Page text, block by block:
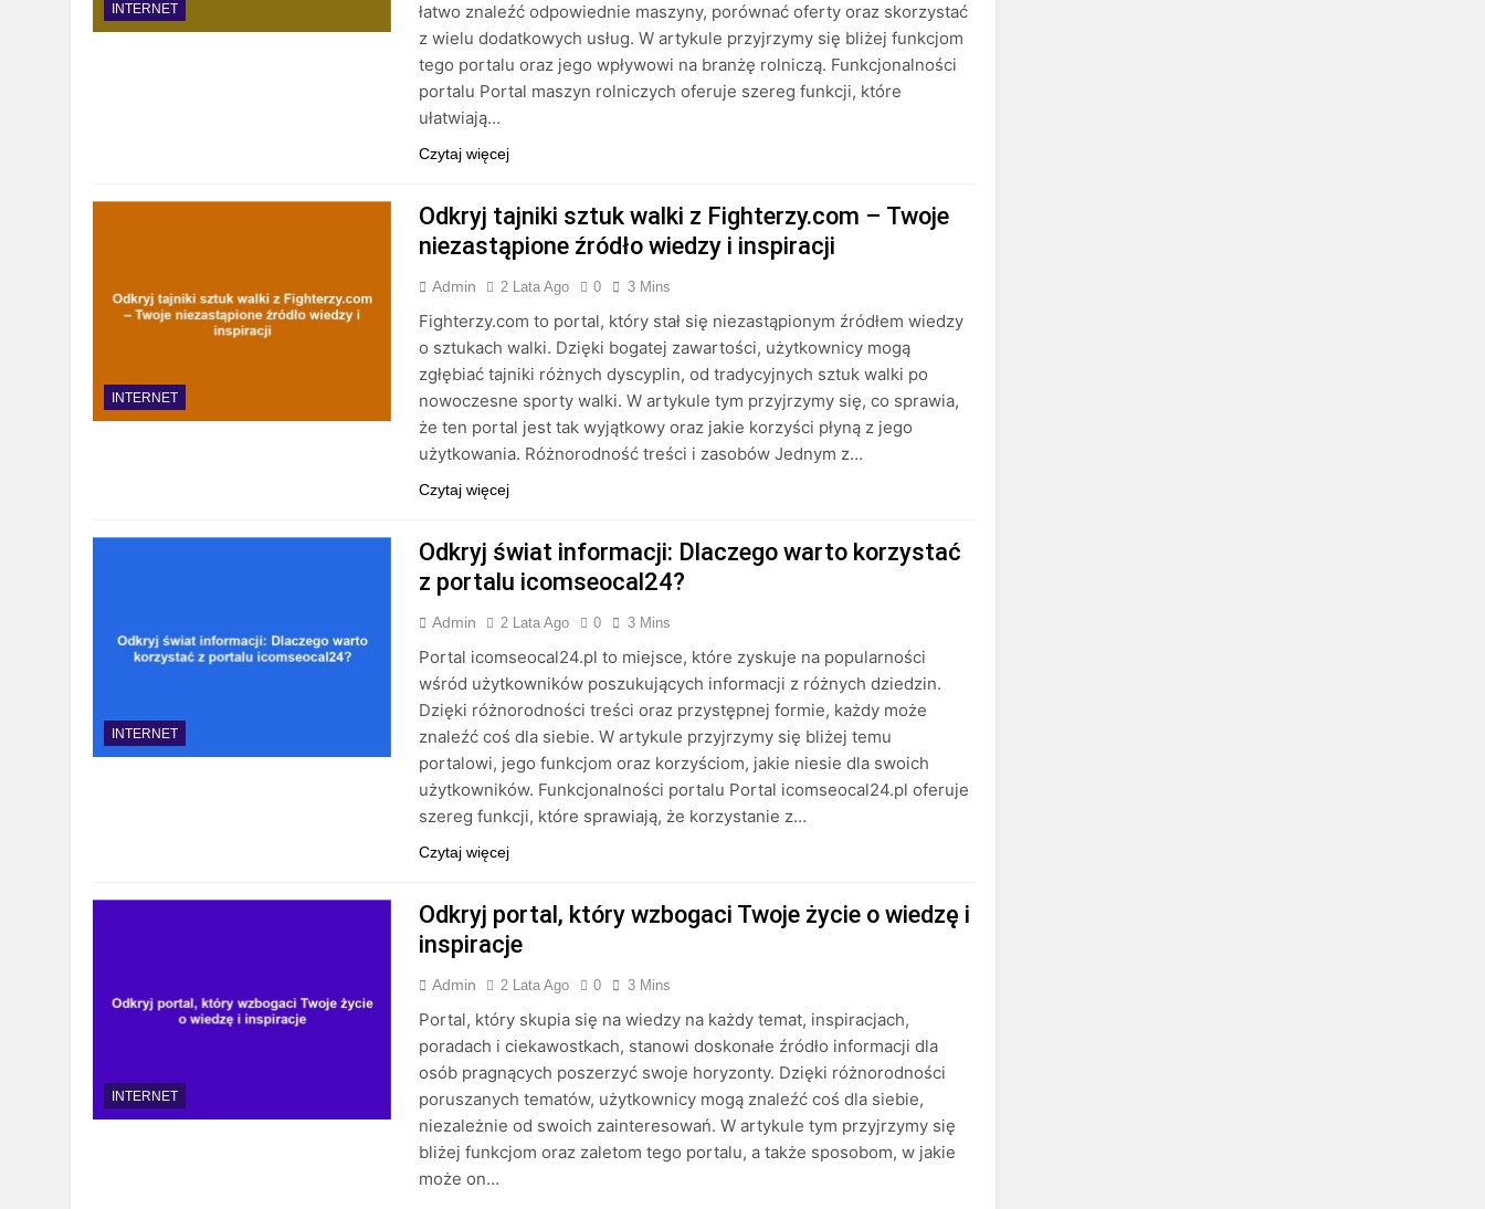
INTERNET
łatwo znaleźć odpowiednie maszyny, porównać oferty oraz skorzystać
z wielu dodatkowych usług. W artykule przyjrzymy się bliżej funkcjom
tego portalu oraz jego wpływowi na branżę rolniczą. Funkcjonalności
portalu Portal maszyn rolniczych oferuje szereg funkcji, które
ułatwiają…
Czytaj więcej
INTERNET
Odkryj tajniki sztuk walki z Fighterzy.com – Twoje
niezastąpione źródło wiedzy i inspiracji
Admin 2 Lata Ago 0 3 Mins
Fighterzy.com to portal, który stał się niezastąpionym źródłem wiedzy
o sztukach walki. Dzięki bogatej zawartości, użytkownicy mogą
zgłębiać tajniki różnych dyscyplin, od tradycyjnych sztuk walki po
nowoczesne sporty walki. W artykule tym przyjrzymy się, co sprawia,
że ten portal jest tak wyjątkowy oraz jakie korzyści płyną z jego
użytkowania. Różnorodność treści i zasobów Jednym z…
Czytaj więcej
INTERNET
Odkryj świat informacji: Dlaczego warto korzystać
z portalu icomseocal24?
Admin 2 Lata Ago 0 3 Mins
Portal icomseocal24.pl to miejsce, które zyskuje na popularności
wśród użytkowników poszukujących informacji z różnych dziedzin.
Dzięki różnorodności treści oraz przystępnej formie, każdy może
znaleźć coś dla siebie. W artykule przyjrzymy się bliżej temu
portalowi, jego funkcjom oraz korzyściom, jakie niesie dla swoich
użytkowników. Funkcjonalności portalu Portal icomseocal24.pl oferuje
szereg funkcji, które sprawiają, że korzystanie z…
Czytaj więcej
INTERNET
Odkryj portal, który wzbogaci Twoje życie o wiedzę i
inspiracje
Admin 2 Lata Ago 0 3 Mins
Portal, który skupia się na wiedzy na każdy temat, inspiracjach,
poradach i ciekawostkach, stanowi doskonałe źródło informacji dla
osób pragnących poszerzyć swoje horyzonty. Dzięki różnorodności
poruszanych tematów, użytkownicy mogą znaleźć coś dla siebie,
niezależnie od swoich zainteresowań. W artykule tym przyjrzymy się
bliżej funkcjom oraz zaletom tego portalu, a także sposobom, w jakie
może on…